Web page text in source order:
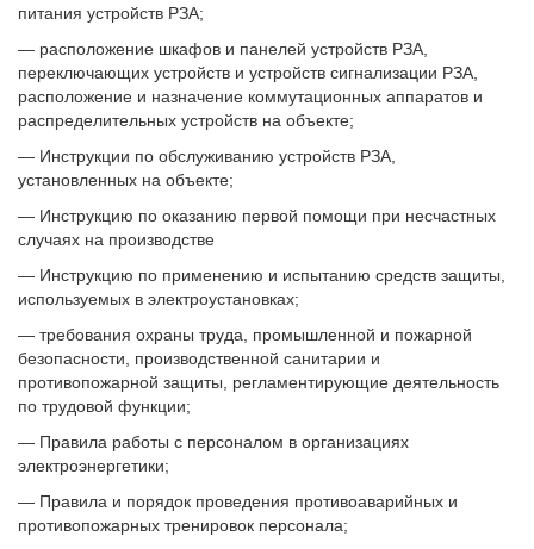
питания устройств РЗА;
— расположение шкафов и панелей устройств РЗА,
переключающих устройств и устройств сигнализации РЗА,
расположение и назначение коммутационных аппаратов и
распределительных устройств на объекте;
— Инструкции по обслуживанию устройств РЗА,
установленных на объекте;
— Инструкцию по оказанию первой помощи при несчастных
случаях на производстве
— Инструкцию по применению и испытанию средств защиты,
используемых в электроустановках;
— требования охраны труда, промышленной и пожарной
безопасности, производственной санитарии и
противопожарной защиты, регламентирующие деятельность
по трудовой функции;
— Правила работы с персоналом в организациях
электроэнергетики;
— Правила и порядок проведения противоаварийных и
противопожарных тренировок персонала;